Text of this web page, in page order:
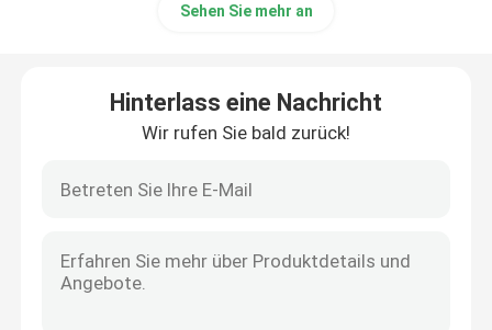
Konkreter Autoklav
Kohlenstoff-zusammengesetzte Teile
Sehen Sie mehr an
Hinterlass eine Nachricht
Wir rufen Sie bald zurück!